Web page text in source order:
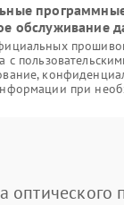
обслуживание
с
при
оптического